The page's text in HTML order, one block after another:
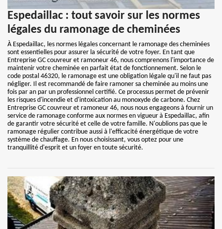
Espedaillac : tout savoir sur les normes
légales du ramonage de cheminées
À Espedaillac, les normes légales concernant le ramonage des cheminées
sont essentielles pour assurer la sécurité de votre foyer. En tant que
Entreprise GC couvreur et ramoneur 46, nous comprenons l'importance de
maintenir votre cheminée en parfait état de fonctionnement. Selon le
code postal 46320, le ramonage est une obligation légale qu'il ne faut pas
négliger. Il est recommandé de faire ramoner sa cheminée au moins une
fois par an par un professionnel certifié. Ce processus permet de prévenir
les risques d'incendie et d'intoxication au monoxyde de carbone. Chez
Entreprise GC couvreur et ramoneur 46, nous nous engageons à fournir un
service de ramonage conforme aux normes en vigueur à Espedaillac, afin
de garantir votre sécurité et celle de votre famille. N'oublions pas que le
ramonage régulier contribue aussi à l'efficacité énergétique de votre
système de chauffage. En nous choisissant, vous optez pour une
tranquillité d'esprit et un foyer en toute sécurité.